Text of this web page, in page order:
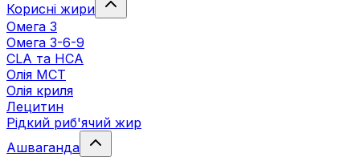
Корисні жири
Омега 3
Омега 3-6-9
CLA та HCA
Олія МСТ
Олія криля
Лецитин
Рідкий риб'ячий жир
Ашваганда